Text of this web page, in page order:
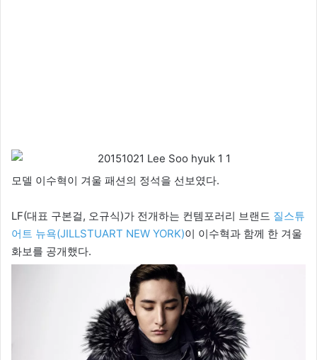
모델 이수혁이 겨울 패션의 정석을 선보였다.
LF(대표 구본걸, 오규식)가 전개하는 컨템포러리 브랜드 질스튜
어트 뉴욕(JILLSTUART NEW YORK)이 이수혁과 함께 한 겨울
화보를 공개했다.